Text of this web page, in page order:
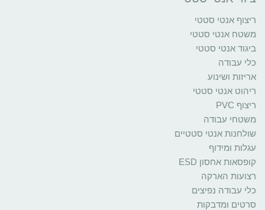
ריצוף אנטי סטטי
משטח אנטי סטטי
ביגוד אנטי סטטי
כלי עבודה
אריזות ושינוע
ריהוט אנטי סטטי
ריצוף PVC
משטחי עבודה
שולחנות אנטי סטטיים
עגלות ומידוף
קופסאות אחסון ESD
רצועות הארקה
כלי עבודה נפיצים
סרטים ומדבקות